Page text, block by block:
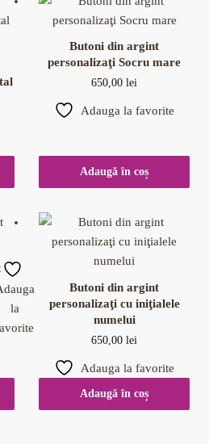
Butoni din argint
personalizaţi Socru mare
650,00lei
Adaugă în coș
Adauga la favorite
la
Butoni din argint
personalizaţi cu iniţialele
numelui
650,00lei
Adaugă în coș
Adauga la favorite